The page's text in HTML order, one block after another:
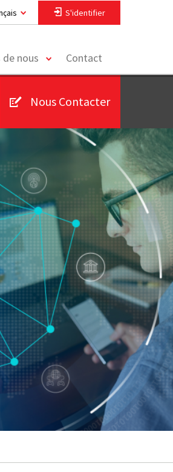
S'identifier
nous
toggleContact
Nous Contacter